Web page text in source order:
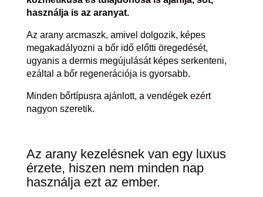
használja is az aranyat.
Az arany arcmaszk, amivel dolgozik, képes
megakadályozni a bőr idő előtti öregedését,
ugyanis a dermis megújulását képes serkenteni,
ezáltal a bőr regenerációja is gyorsabb.
Minden bőrtípusra ajánlott, a vendégek ezért
nagyon szeretik.
Az arany kezelésnek van egy luxus
érzete, hiszen nem minden nap
használja ezt az ember.